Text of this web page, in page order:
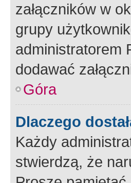
załączników w
grupy
administratorem
dodawać
Góra
Dlaczego
Każdy
stwierdzą, że